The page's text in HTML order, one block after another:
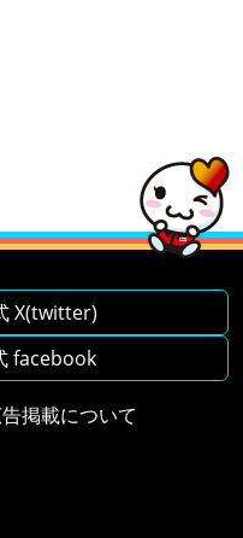
X(twitter)
facebook
掲載について